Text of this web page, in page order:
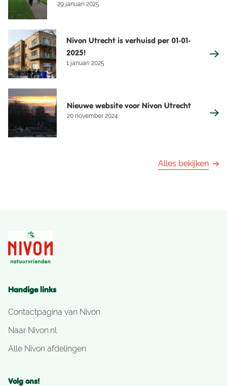
29 januari 2025
Nivon Utrecht is verhuisd per 01-01-
2025!
1 januari 2025
Nieuwe website voor Nivon Utrecht
20 november 2024
Alles bekijken
Handige links
Contactpagina van Nivon
Naar Nivon.nl
Alle Nivon afdelingen
Volg ons!